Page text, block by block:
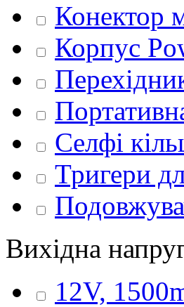
Конектор
Корпус
Селфі
Тригери
Вихідна
12V,